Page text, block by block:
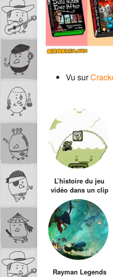
Vu sur
L’histoire du jeu
vidéo dans un clip
Rayman Legends